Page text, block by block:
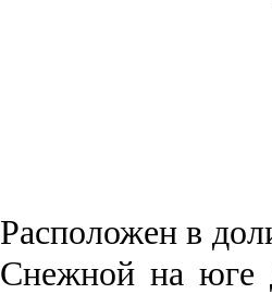
Рас­положен в
Снежной на юге